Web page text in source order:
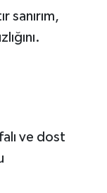
sanırım,
ve dost